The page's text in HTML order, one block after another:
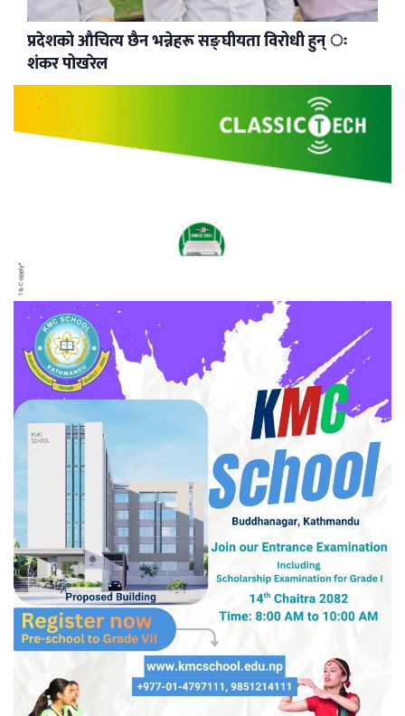
प्रदेशको औचित्य छैन भन्नेहरू सङ्घीयता विरोधी हुन् ः
शंकर पोखरेल